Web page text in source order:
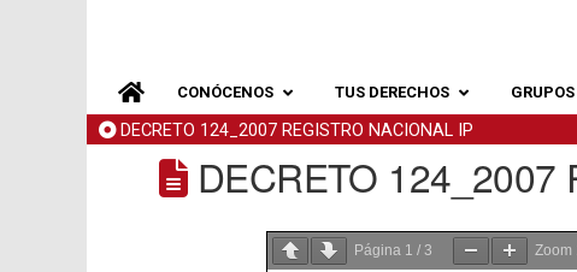
CONÓCENOS TUS DERECHOS GRUPOS
DECRETO 124_2007 REGISTRO NACIONAL IP
DECRETO 124_2007
Página 1 / 3 Zoom